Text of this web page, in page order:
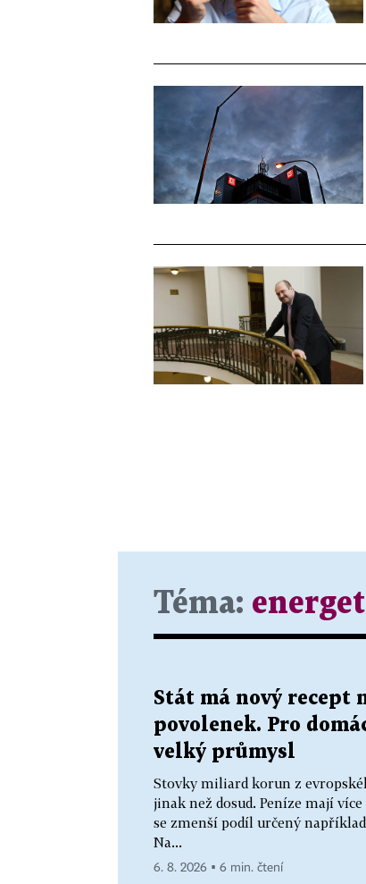
Téma:
Stát má nový recept
povolenek. Pro
velký průmysl
Stovky miliard korun z
jinak než dosud. Peníze mají
se zmenší podíl určený
Na...
6. 8. 2026 ▪ 6 min. čtení